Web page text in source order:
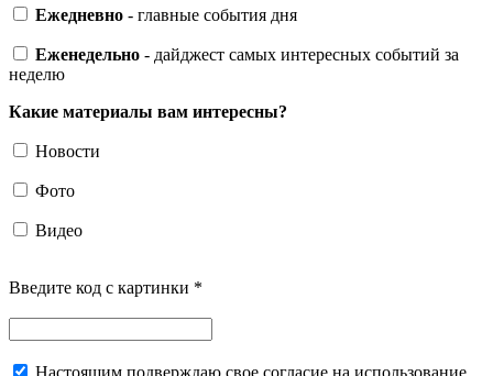
Ежедневно - главные события дня
Еженедельно - дайджест самых интересных событий за
неделю
Какие материалы вам интересны?
Новости
Фото
Видео
Введите код с картинки *
Настоящим подверждаю свое согласие на использование